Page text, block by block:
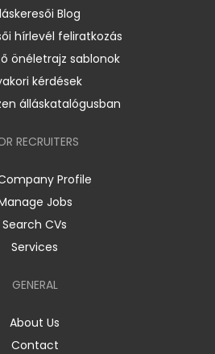
Blog
hírlevél feliratkozás
önéletrajz sablonok
kérdések
álláskatalógusban
RECRUITERS
Profile
Jobs
Search CVs
Services
GENERAL
About Us
Contact